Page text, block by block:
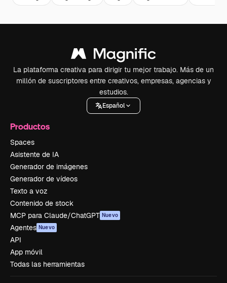
La plataforma creativa para dirigir tu mejor trabajo. Más de un
millón de suscriptores entre creativos, empresas, agencias y
estudios.
Español
Productos
Spaces
Asistente de IA
Generador de imágenes
Generador de vídeos
Texto a voz
Contenido de stock
MCP para Claude/ChatGPT Nuevo
Agentes Nuevo
API
App móvil
Todas las herramientas